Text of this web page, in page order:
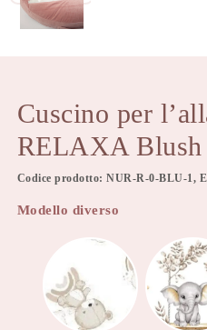
Cuscino per
RELAXA Blush
Codice prodotto: NUR-R-0-BLU-1,
Modello diverso